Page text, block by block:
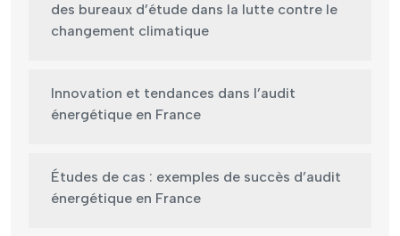
des bureaux d’étude dans la lutte contre le
changement climatique
Innovation et tendances dans l’audit
énergétique en France
Études de cas : exemples de succès d’audit
énergétique en France